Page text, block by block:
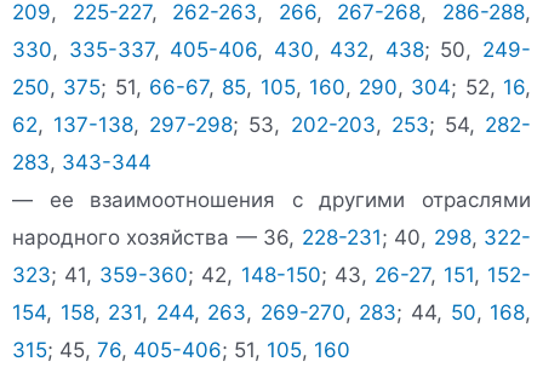
209, 225-227, 262-263, 266, 267-268, 286-288,
330, 335-337, 405-406, 430, 432, 438; 50, 249-
250, 375; 51, 66-67, 85, 105, 160, 290, 304; 52, 16,
62, 137-138, 297-298; 53, 202-203, 253; 54, 282-
283, 343-344
— ее взаимоотношения с другими отраслями
народного хозяйства — 36, 228-231; 40, 298, 322-
323; 41, 359-360; 42, 148-150; 43, 26-27, 151, 152-
154, 158, 231, 244, 263, 269-270, 283; 44, 50, 168,
315; 45, 76, 405-406; 51, 105, 160